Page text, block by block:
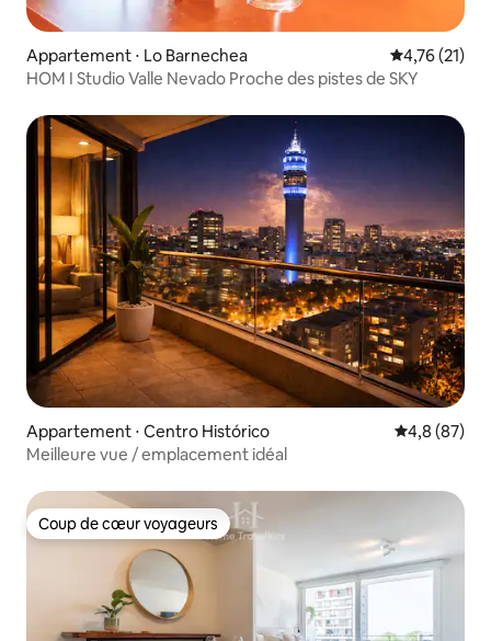
Appartement ⋅ Lo Barnechea Évaluation
4,76 (21)
HOM I Studio Valle Nevado Proche des pistes de SKY
Appartement ⋅ Centro Histórico Évaluation
4,8 (87)
Meilleure vue / emplacement idéal
Coup de cœur voyageurs
Coup de cœur voyageurs